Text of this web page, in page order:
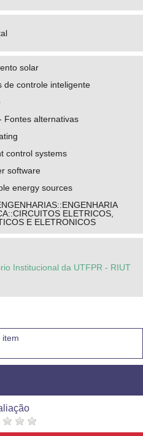
solar
de controle inteligente
Fontes alternativas
control systems
software
energy sources
ELETRICOS,
E ELETRONICOS
Institucional da UTFPR - RIUT
item